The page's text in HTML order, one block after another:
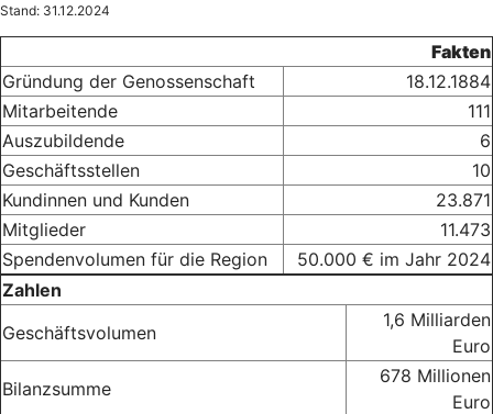
Stand: 31.12.2024
Fakten
Gründung der Genossenschaft
18.12.1884
Mitarbeitende
111
Auszubildende
6
Geschäftsstellen
10
Kundinnen und Kunden
23.871
Mitglieder
11.473
Spendenvolumen für die Region
50.000 € im Jahr 2024
Zahlen
Geschäftsvolumen
1,6 Milliarden
Euro
Bilanzsumme
678 Millionen
Euro